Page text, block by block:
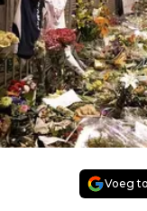
Voeg